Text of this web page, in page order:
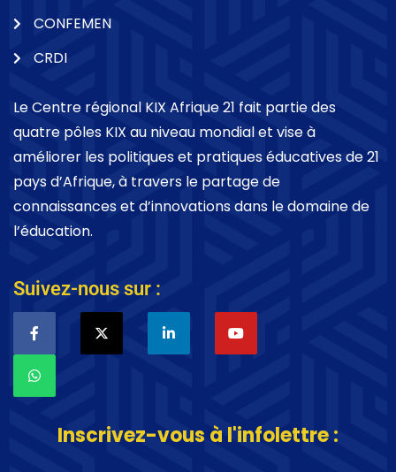
CONFEMEN
CRDI
Le Centre régional KIX Afrique 21 fait partie des
quatre pôles KIX au niveau mondial et vise à
améliorer les politiques et pratiques éducatives de 21
pays d’Afrique, à travers le partage de
connaissances et d’innovations dans le domaine de
l’éducation.
Suivez-nous sur :
Inscrivez-vous à l'infolettre :